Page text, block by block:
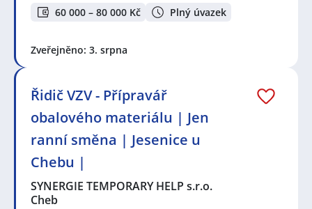
60 000 – 80 000 Kč Plný úvazek
Zveřejněno: 3. srpna
Řidič VZV - Přípravář
obalového materiálu | Jen
ranní směna | Jesenice u
Chebu |
SYNERGIE TEMPORARY HELP s.r.o.
Cheb